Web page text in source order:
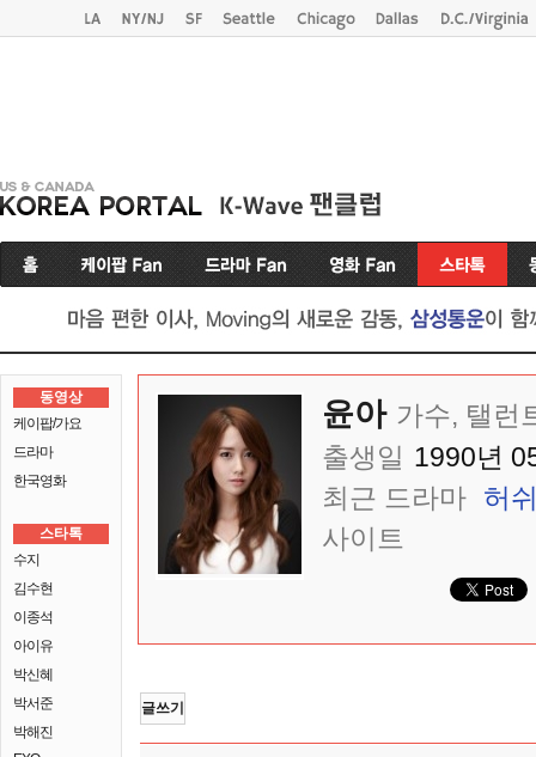
동영상
케이팝/가요
드라마
한국영화
스타톡
수지
김수현
이종석
아이유
박신혜
박서준
박해진
윤아 가수, 탤런
출생일 1990년
최근 드라마 허
사이트
글쓰기